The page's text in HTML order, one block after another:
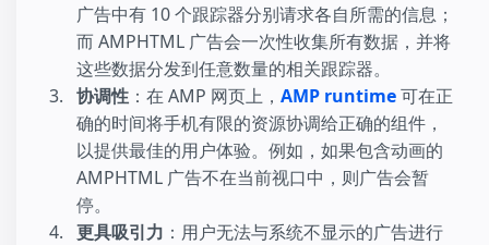
广告中有 10 个跟踪器分别请求各自所需的信息；
而 AMPHTML 广告会一次性收集所有数据，并将
这些数据分发到任意数量的相关跟踪器。
协调性 ：在 AMP 网页上， AMP runtime可在正
确的时间将手机有限的资源协调给正确的组件，
以提供最佳的用户体验。例如，如果包含动画的
AMPHTML 广告不在当前视口中，则广告会暂
停。
更具吸引力 ：用户无法与系统不显示的广告进行